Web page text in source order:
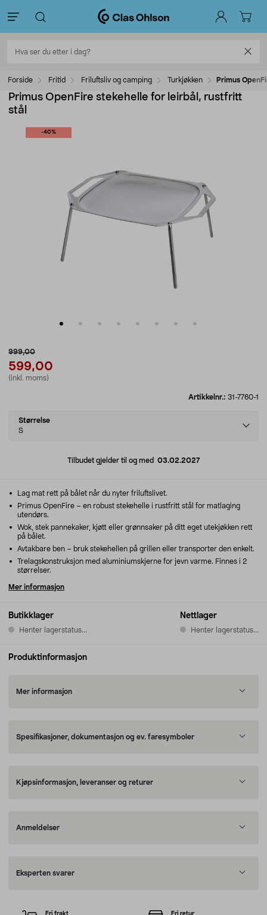
Forside Fritid Friluftsliv og camping Turkjøkken Primus
Primus OpenFire stekehelle for leirbål, rustfritt
stål
-40%
999,00
599,00
(inkl. moms)
Artikkelnr.: 31-7760-1
Select
variant
Størrelse
S
Tilbudet gjelder til og med 03.02.2027
Butikklager
Henter lagerstatus...
Nettlager
Henter lagerstatus...
Lag mat rett på bålet når du nyter friluftslivet.
Primus OpenFire – en robust stekehelle i rustfritt stål for matlaging
utendørs.
Wok, stek pannekaker, kjøtt eller grønnsaker på ditt eget utekjøkken rett
på bålet.
Avtakbare ben – bruk stekehellen på grillen eller transporter den enkelt.
Trelagskonstruksjon med aluminiumskjerne for jevn varme. Finnes i 2
størrelser.
Mer informasjon
Produktinformasjon
Mer informasjon
Spesifikasjoner, dokumentasjon og ev. faresymboler
Kjøpsinformasjon, leveranser og returer
Anmeldelser
Eksperten svarer
Fri frakt Fri retur